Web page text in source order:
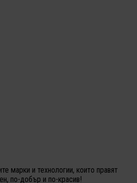
марки и технологии, които правят
по-добър и по-красив!